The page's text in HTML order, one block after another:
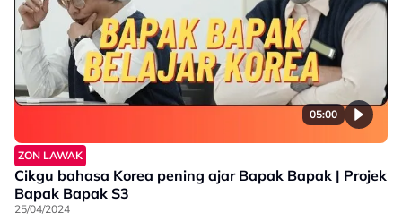
05:00
ZON LAWAK
Cikgu bahasa Korea pening ajar Bapak Bapak | Projek
Bapak Bapak S3
25/04/2024